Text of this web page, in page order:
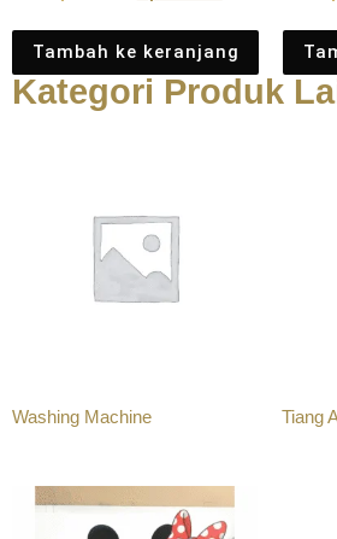
Tambah ke keranjang
Kategori Produk
Washing Machine Tiang